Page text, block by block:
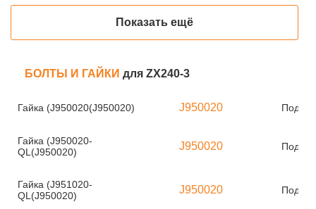
Показать ещё
БОЛТЫ И ГАЙКИ для ZX240-3
Гайка (J950020(J950020) J950020 Под
Гайка (J950020-
QL(J950020)
J950020 Под
Гайка (J951020-
QL(J950020)
J950020 Под